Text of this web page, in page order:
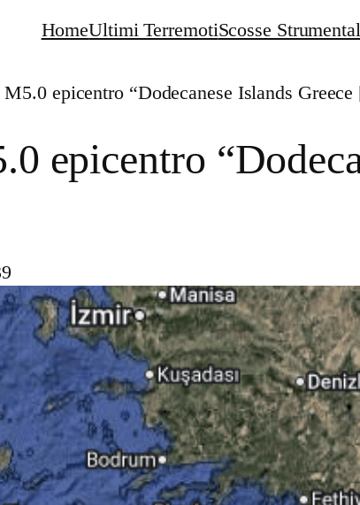
HomeUltimi TerremotiScosse
epicentro “Dodecanese Islands Greece
epicentro